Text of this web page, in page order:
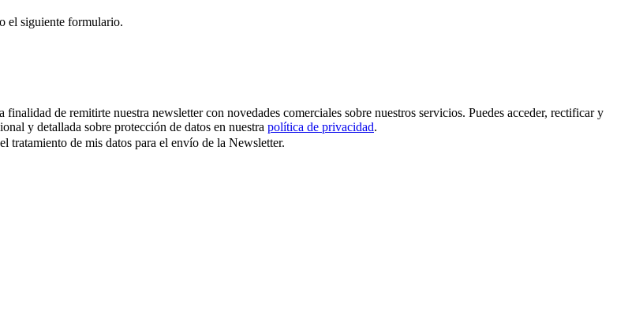
el siguiente formulario.
de remitirte nuestra newsletter con novedades comerciales sobre nuestros servicios. Puedes acceder, rectificar y
y detallada sobre protección de datos en nuestra política de privacidad.
tratamiento de mis datos para el envío de la Newsletter.